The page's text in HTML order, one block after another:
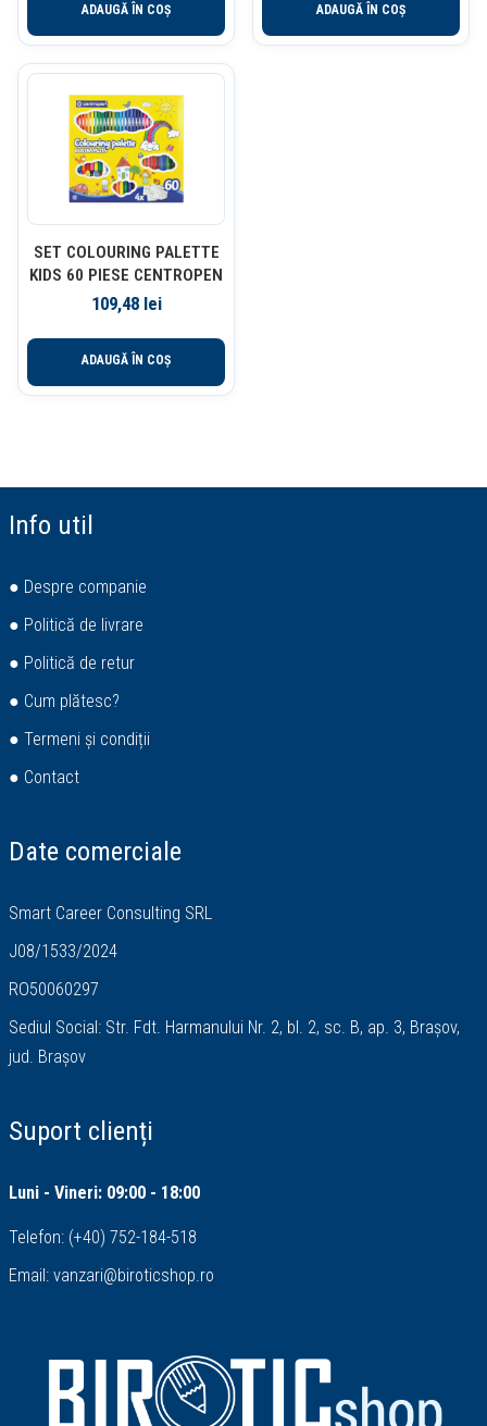
ADAUGĂ ÎN COȘ ADAUGĂ ÎN COȘ
SET COLOURING PALETTE
KIDS 60 PIESE CENTROPEN
109,48 lei
ADAUGĂ ÎN COȘ
Info util
● Despre companie
● Politică de livrare
● Politică de retur
● Cum plătesc?
● Termeni și condiții
● Contact
Date comerciale
Smart Career Consulting SRL
J08/1533/2024
RO50060297
Sediul Social: Str. Fdt. Harmanului Nr. 2, bl. 2, sc. B, ap. 3, Brașov,
jud. Brașov
Suport clienți
Luni - Vineri: 09:00 - 18:00
Telefon: (+40) 752-184-518
Email: vanzari@biroticshop.ro